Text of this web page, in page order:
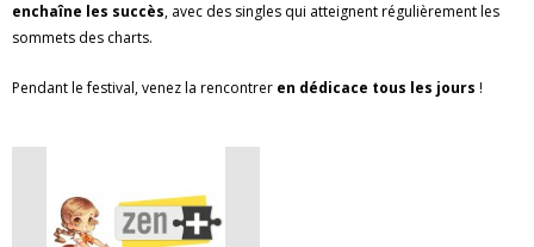
enchaîne les succès, avec des singles qui atteignent régulièrement les
sommets des charts.
Pendant le festival, venez la rencontrer en dédicace tous les jours !